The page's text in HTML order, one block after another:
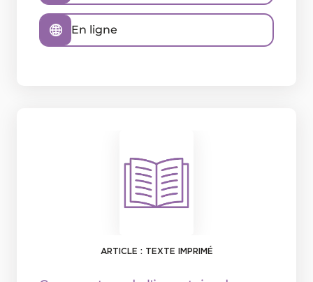
En ligne
ARTICLE : TEXTE IMPRIMÉ